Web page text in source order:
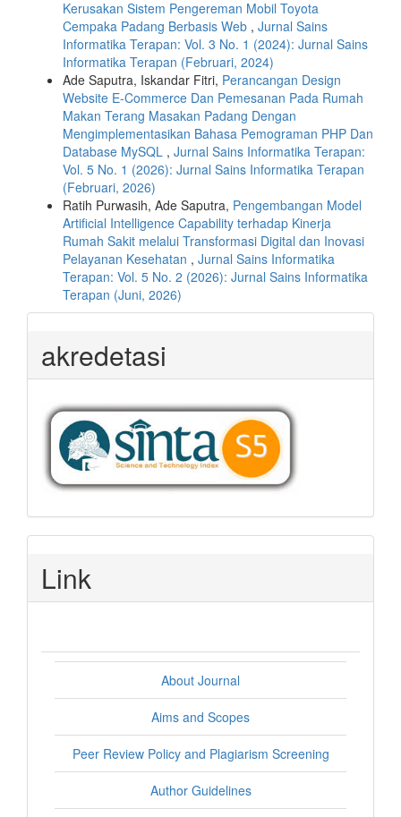
Kerusakan Sistem Pengereman Mobil Toyota
Cempaka Padang Berbasis Web , Jurnal Sains
Informatika Terapan: Vol. 3 No. 1 (2024): Jurnal Sains
Informatika Terapan (Februari, 2024)
Ade Saputra, Iskandar Fitri, Perancangan Design
Website E-Commerce Dan Pemesanan Pada Rumah
Makan Terang Masakan Padang Dengan
Mengimplementasikan Bahasa Pemograman PHP Dan
Database MySQL , Jurnal Sains Informatika Terapan:
Vol. 5 No. 1 (2026): Jurnal Sains Informatika Terapan
(Februari, 2026)
Ratih Purwasih, Ade Saputra, Pengembangan Model
Artificial Intelligence Capability terhadap Kinerja
Rumah Sakit melalui Transformasi Digital dan Inovasi
Pelayanan Kesehatan , Jurnal Sains Informatika
Terapan: Vol. 5 No. 2 (2026): Jurnal Sains Informatika
Terapan (Juni, 2026)
akredetasi
Link
About Journal
Aims and Scopes
Peer Review Policy and Plagiarism Screening
Author Guidelines